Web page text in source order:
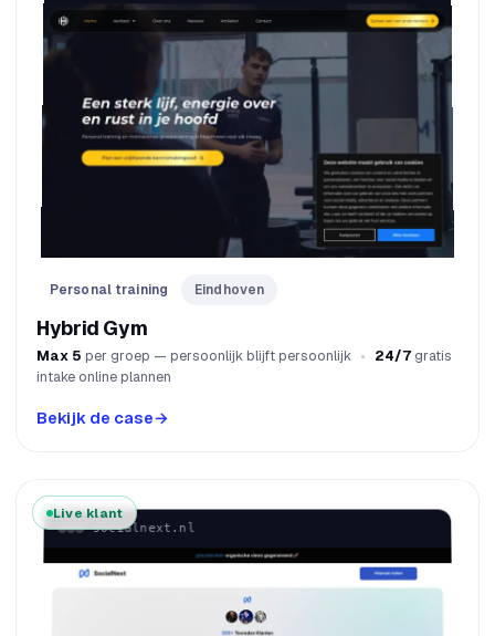
Personal training Eindhoven
Hybrid Gym
Max 5 per groep — persoonlijk blijft persoonlijk 24/7 gratis
intake online plannen
Bekijk de case→
Live klant
socialnext.nl